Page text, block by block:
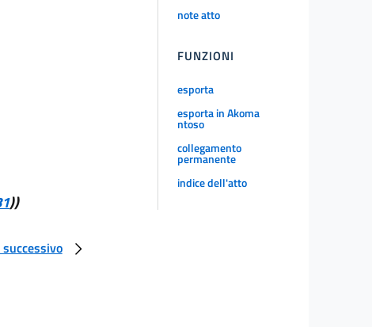
))
note atto
FUNZIONI
esporta
esporta in Akoma
ntoso
collegamento
permanente
indice dell'atto